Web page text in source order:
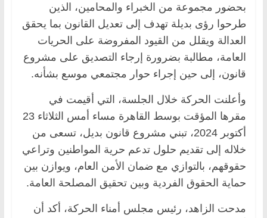
بحضور مجموعة من الخبراء والمحامين، الذين
طرحوا رؤى بديلة تهدف إلى تعديل القانون بما يحقق
العدالة ويقلل من القيود المفروضة على الحريات
العامة، مطالبة بضرورة إرجاء التصديق على مشروع
قانون، إلى حين إجراء حوار مجتمعي موسع بشأنه.
وأعلنت الحركة خلال الجلسة، التي أقيمت في
مقرها المؤقت بوسط القاهرة مساء أمس الثلاثاء 23
أكتوبر 2024، تبني مشروع قانون بديل، تسعى من
خلاله إلى تقديم حلول تدعم حرية المواطنين وتراعي
حقوقهم، بالتوازي مع ضمان الأمن العام، ويوازن بين
حماية الحقوق الفردية وبين تحقيق المصلحة العامة.
مدحت الزاهد، رئيس مجلس أمناء الحركة، أكد أن